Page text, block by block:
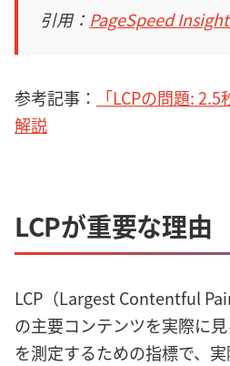
引用： PageSpeed
参考記事：
「LCPの問題:
解説
LCPが重要な理由
LCP（Largest Contentful
の主要コンテンツを実際に
を測定するための指標で、